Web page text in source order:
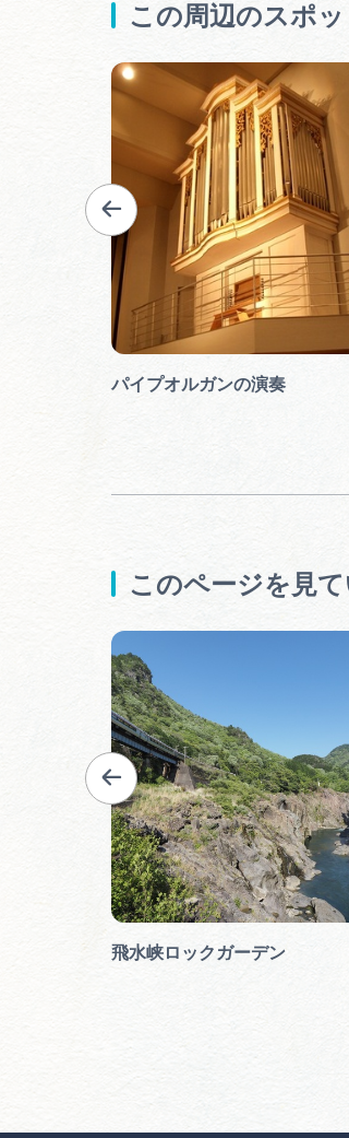
この周辺のスポ
パイプオルガンの演奏
このページを見て
飛水峡ロックガーデン